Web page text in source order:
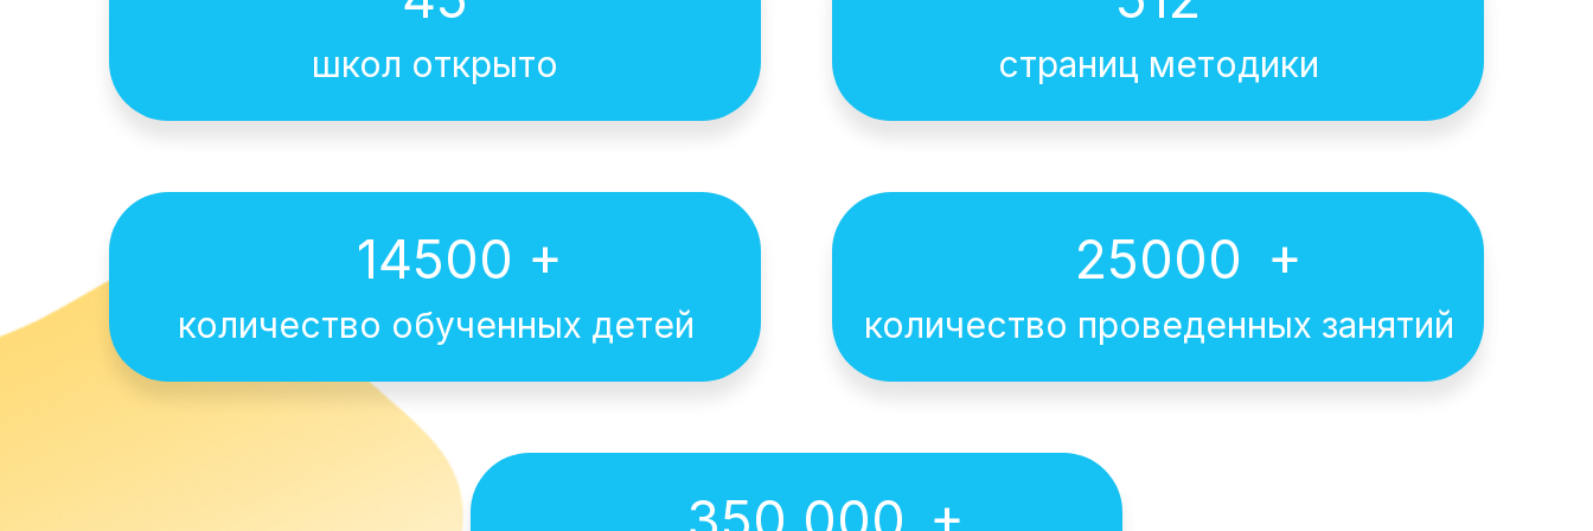
+
количество проведенных занятий
25000 +
количество обученных детей
+
14500
школ открыто страниц методики
Курсы IT-профессий для детей- растущий тренд 2025. Мы